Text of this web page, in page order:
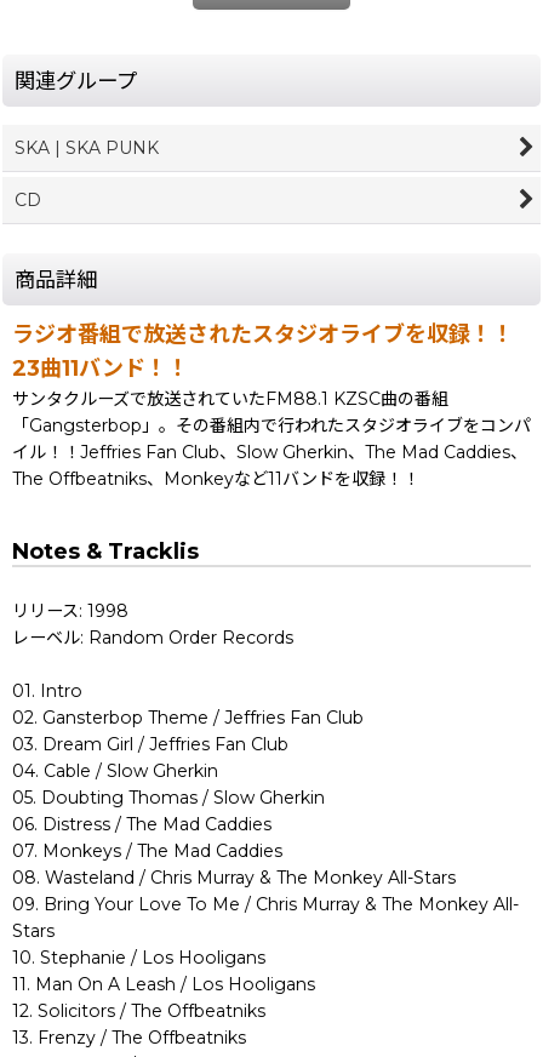
関連グループ
SKA | SKA PUNK
CD
商品詳細
ラジオ番組で放送されたスタジオライブを収録！！
23曲11バンド！！
サンタクルーズで放送されていたFM88.1 KZSC曲の番組
「Gangsterbop」。その番組内で行われたスタジオライブをコンパ
イル！！Jeffries Fan Club、Slow Gherkin、The Mad Caddies、
The Offbeatniks、Monkeyなど11バンドを収録！！
Notes & Tracklis
リリース: 1998
レーベル: Random Order Records
01. Intro
02. Gansterbop Theme / Jeffries Fan Club
03. Dream Girl / Jeffries Fan Club
04. Cable / Slow Gherkin
05. Doubting Thomas / Slow Gherkin
06. Distress / The Mad Caddies
07. Monkeys / The Mad Caddies
08. Wasteland / Chris Murray & The Monkey All-Stars
09. Bring Your Love To Me / Chris Murray & The Monkey All-
Stars
10. Stephanie / Los Hooligans
11. Man On A Leash / Los Hooligans
12. Solicitors / The Offbeatniks
13. Frenzy / The Offbeatniks